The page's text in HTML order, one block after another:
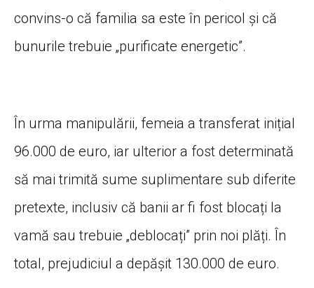
convins-o că familia sa este în pericol și că
bunurile trebuie „purificate energetic”.
În urma manipulării, femeia a transferat inițial
96.000 de euro, iar ulterior a fost determinată
să mai trimită sume suplimentare sub diferite
pretexte, inclusiv că banii ar fi fost blocați la
vamă sau trebuie „deblocați” prin noi plăți. În
total, prejudiciul a depășit 130.000 de euro.